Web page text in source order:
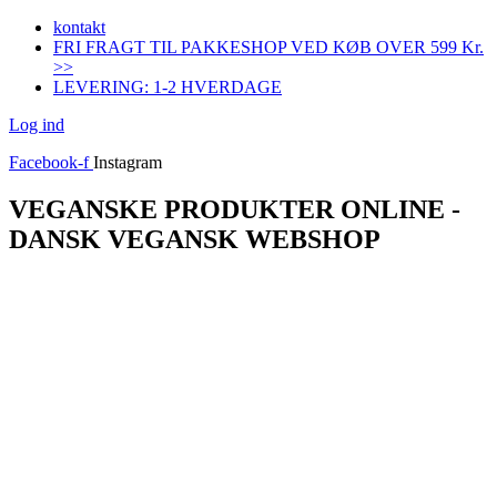
Videre
indhold
kontakt
FRI FRAGT TIL PAKKESHOP VED KØB OVER 599 Kr.
>>
LEVERING: 1-2 HVERDAGE
Log ind
Facebook-f Instagram
VEGANSKE PRODUKTER ONLINE -
DANSK VEGANSK WEBSHOP